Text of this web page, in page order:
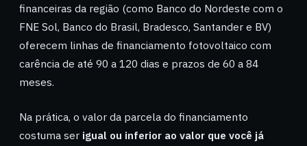
financeiras da região (como Banco do Nordeste com o
FNE Sol, Banco do Brasil, Bradesco, Santander e BV)
oferecem linhas de financiamento fotovoltaico com
carência de até 90 a 120 dias e prazos de 60 a 84
meses.
Na prática, o valor da parcela do financiamento
costuma ser igual ou inferior ao valor que você já